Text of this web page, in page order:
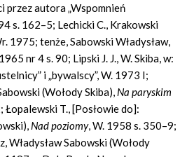
przez autora „Wspomnień
s. 162–5; Lechicki C., Krakowski
1975; tenże, Sabowski Władysław,
nr 4 s. 90; Lipski J. J., W. Skiba, w:
i „bywalscy”, W. 1973 I;
(Wołody Skiba), Na paryskim
Łopalewski T., [Posłowie do]:
Nad poziomy, W. 1958 s. 350–9;
Władysław Sabowski (Wołody